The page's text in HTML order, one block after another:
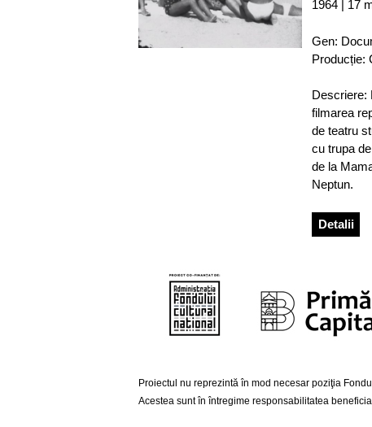
1964 | 17
Gen:
Producție:
Descriere:
filmarea
de teatru
cu trupa
de la
Neptun.
Detalii
Proiectul nu reprezintă în mod necesar poziţia
Acestea sunt în întregime responsabilitatea